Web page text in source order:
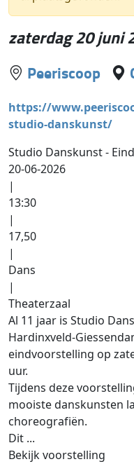
zaterdag 20 juni
Peeriscoop
https://
studio-danskunst/
Studio Danskunst -
20-06-2026
|
13:30
|
17,50
|
Dans
|
Theaterzaal
Al 11 jaar is Studio
Hardinxveld-
eindvoorstelling op
uur.
Tijdens deze
mooiste danskunsten
choreografiën.
Dit ...
Bekijk voorstelling